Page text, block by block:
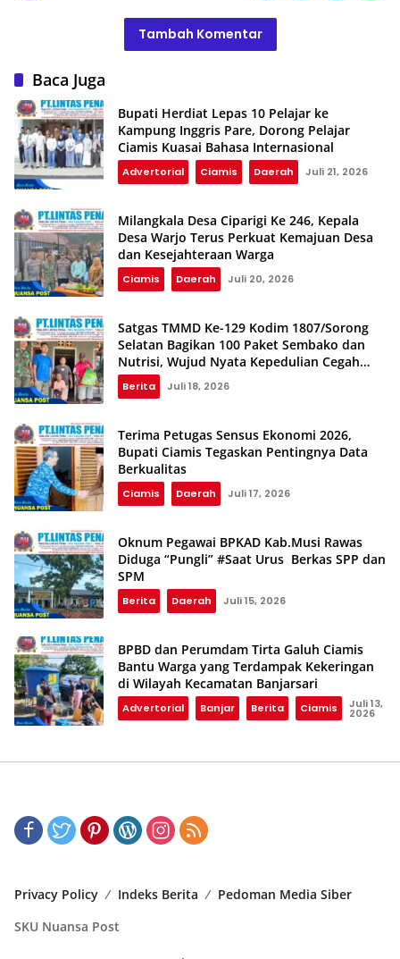
Tambah Komentar
Baca Juga
Bupati Herdiat Lepas 10 Pelajar ke
Kampung Inggris Pare, Dorong Pelajar
Ciamis Kuasai Bahasa Internasional
Advertorial Ciamis Daerah Juli 21, 2026
Milangkala Desa Ciparigi Ke 246, Kepala
Desa Warjo Terus Perkuat Kemajuan Desa
dan Kesejahteraan Warga
Ciamis Daerah Juli 20, 2026
Satgas TMMD Ke-129 Kodim 1807/Sorong
Selatan Bagikan 100 Paket Sembako dan
Nutrisi, Wujud Nyata Kepedulian Cegah
Stunting
Berita Juli 18, 2026
Terima Petugas Sensus Ekonomi 2026,
Bupati Ciamis Tegaskan Pentingnya Data
Berkualitas
Ciamis Daerah Juli 17, 2026
Oknum Pegawai BPKAD Kab.Musi Rawas
Diduga “Pungli” #Saat Urus Berkas SPP dan
SPM
Berita Daerah Juli 15, 2026
BPBD dan Perumdam Tirta Galuh Ciamis
Bantu Warga yang Terdampak Kekeringan
di Wilayah Kecamatan Banjarsari
Advertorial Banjar Berita Ciamis Juli 13,
2026
Privacy Policy Indeks Berita
Pedoman Media Siber
SKU Nuansa Post